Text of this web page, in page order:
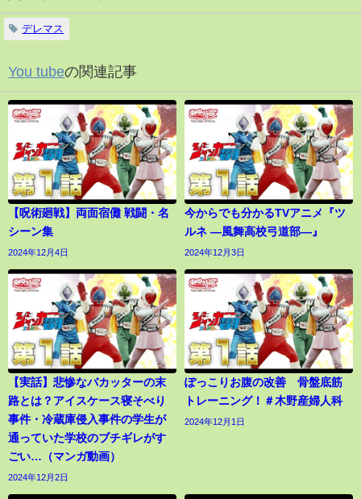
デレマス
You tubeの関連記事
【呪術廻戦】両面宿儺 戦闘・名
シーン集
2024年12月4日
今からでも分かるTVアニメ『ツ
ルネ ―風舞高校弓道部―』
2024年12月3日
【実話】悲惨なバカッターの末
路とは？アイスケース寝そべり
事件・冷蔵庫侵入事件の学生が
通っていた学校のブチギレがす
ごい…（マンガ動画）
2024年12月2日
ぽっこりお腹の改善 骨盤底筋
トレーニング！＃木野産婦人科
2024年12月1日